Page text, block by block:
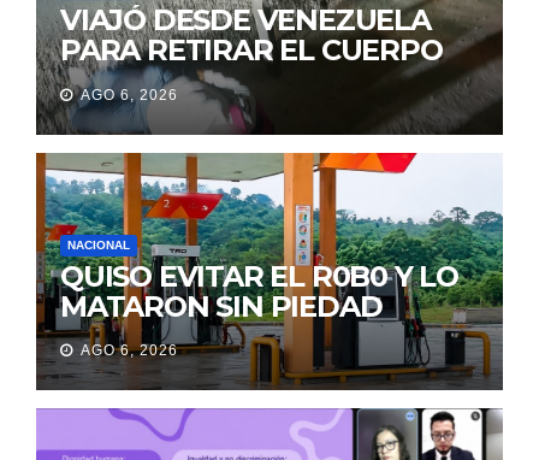
VIAJÓ DESDE VENEZUELA
PARA RETIRAR EL CUERPO
DE SU MARIDO QUE
PERMANECIÓ SEIS DÍAS EN
LA MORGUE
AGO 6, 2026
NACIONAL
QUISO EVITAR EL R0B0 Y LO
MATARON SIN PIEDAD
AGO 6, 2026